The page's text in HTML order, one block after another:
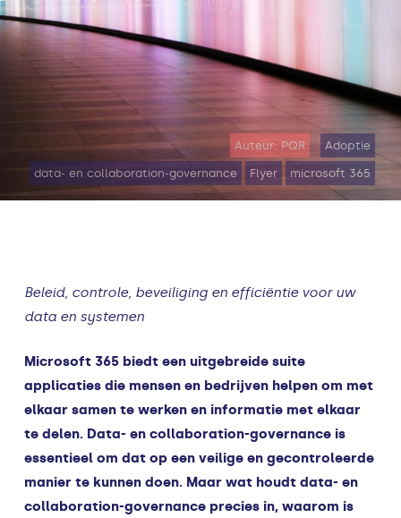
Auteur: PQR Adoptie
data- en collaboration-governance Flyer microsoft 365
Beleid, controle, beveiliging en efficiëntie voor uw
data en systemen
Microsoft 365 biedt een uitgebreide suite
applicaties die mensen en bedrijven helpen om met
elkaar samen te werken en informatie met elkaar
te delen. Data- en collaboration-governance is
essentieel om dat op een veilige en gecontroleerde
manier te kunnen doen. Maar wat houdt data- en
collaboration-governance precies in, waarom is